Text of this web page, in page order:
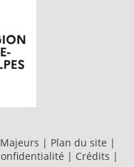
| Plan du site |
| Crédits |